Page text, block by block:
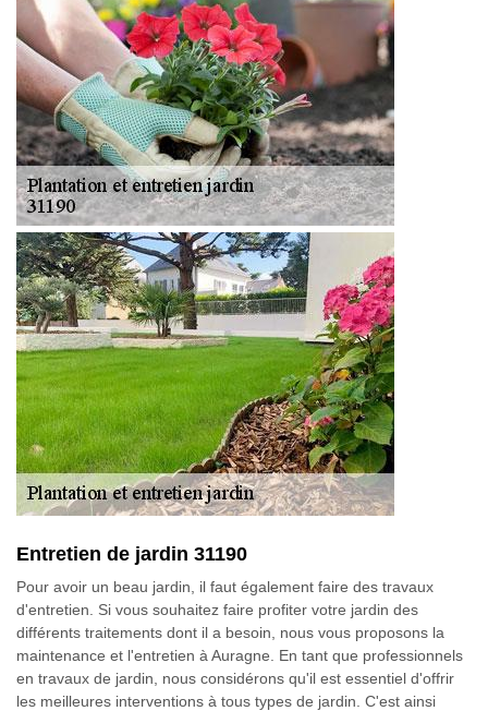
Entretien de jardin 31190
Pour avoir un beau jardin, il faut également faire des travaux
d'entretien. Si vous souhaitez faire profiter votre jardin des
différents traitements dont il a besoin, nous vous proposons la
maintenance et l'entretien à Auragne. En tant que professionnels
en travaux de jardin, nous considérons qu'il est essentiel d'offrir
les meilleures interventions à tous types de jardin. C'est ainsi